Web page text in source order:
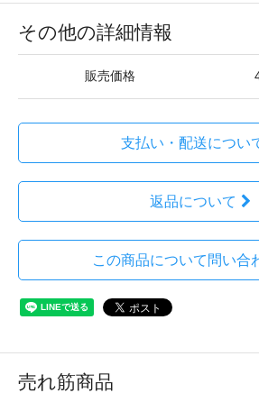
その他の詳細情報
販売価格
支払い・配送につい
返品について
この商品について問い合
売れ筋商品